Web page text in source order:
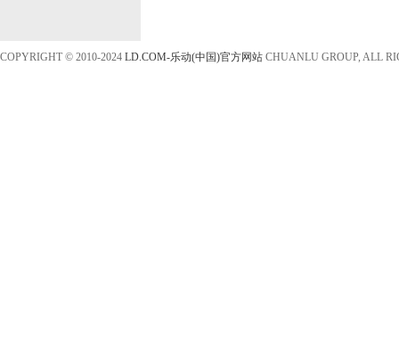
COPYRIGHT © 2010-2024 LD.COM-乐动(中国)官方网站 CHUANLU GROUP, ALL